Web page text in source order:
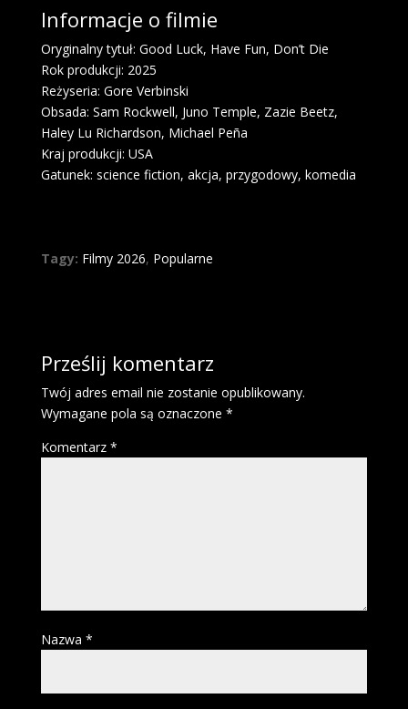
Informacje o filmie
Oryginalny tytuł: Good Luck, Have Fun, Don’t Die
Rok produkcji: 2025
Reżyseria: Gore Verbinski
Obsada: Sam Rockwell, Juno Temple, Zazie Beetz,
Haley Lu Richardson, Michael Peña
Kraj produkcji: USA
Gatunek: science fiction, akcja, przygodowy, komedia
Tagy: Filmy 2026, Popularne
Prześlij komentarz
Twój adres email nie zostanie opublikowany.
Wymagane pola są oznaczone *
Komentarz *
Nazwa *